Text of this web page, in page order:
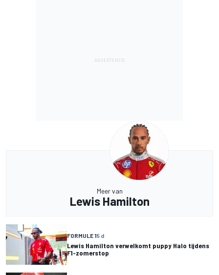
Meer van
Lewis Hamilton
FORMULE 15 d
Lewis Hamilton verwelkomt puppy Halo tijdens
F1-zomerstop